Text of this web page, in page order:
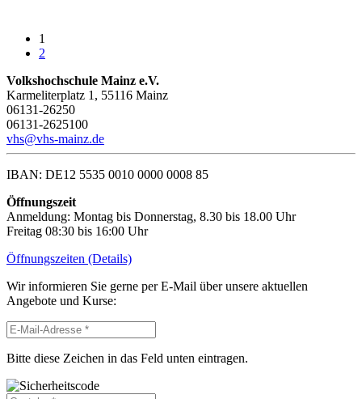
1
2
Volkshochschule Mainz e.V.
Karmeliterplatz 1, 55116 Mainz
06131-26250
06131-2625100
vhs@vhs-mainz.de
IBAN: DE12 5535 0010 0000 0008 85
Öffnungszeit
Anmeldung: Montag bis Donnerstag, 8.30 bis 18.00 Uhr
Freitag 08:30 bis 16:00 Uhr
Öffnungszeiten (Details)
Wir informieren Sie gerne per E-Mail über unsere aktuellen
Angebote und Kurse:
Bitte diese Zeichen in das Feld unten eintragen.